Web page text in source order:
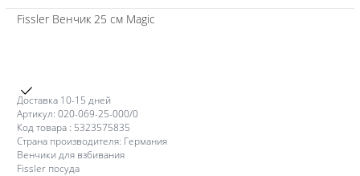
Fissler Венчик 25 см Magic
Доставка 10-15 дней
Артикул: 020-069-25-000/0
Код товара : 5323575835
Страна производителя: Германия
Венчики для взбивания
Fissler посуда